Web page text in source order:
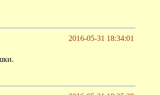
2016-05-31 18:34:01